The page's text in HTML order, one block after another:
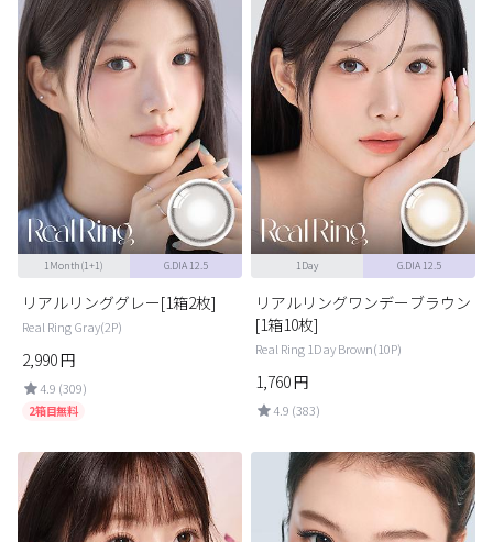
1Month(1+1) G.DIA 12.5
リアルリンググレー[1箱2枚]
Real Ring Gray(2P)
2,990円
4.9 (309)
2箱目無料
1Day G.DIA 12.5
リアルリングワンデーブラウン
[1箱10枚]
Real Ring 1Day Brown(10P)
1,760円
4.9 (383)